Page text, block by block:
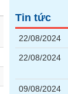
Tin tức
22/08/2024
22/08/2024
09/08/2024